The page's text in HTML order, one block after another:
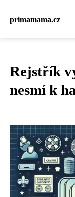
primamama.cz
Rejstřík
nesmí k